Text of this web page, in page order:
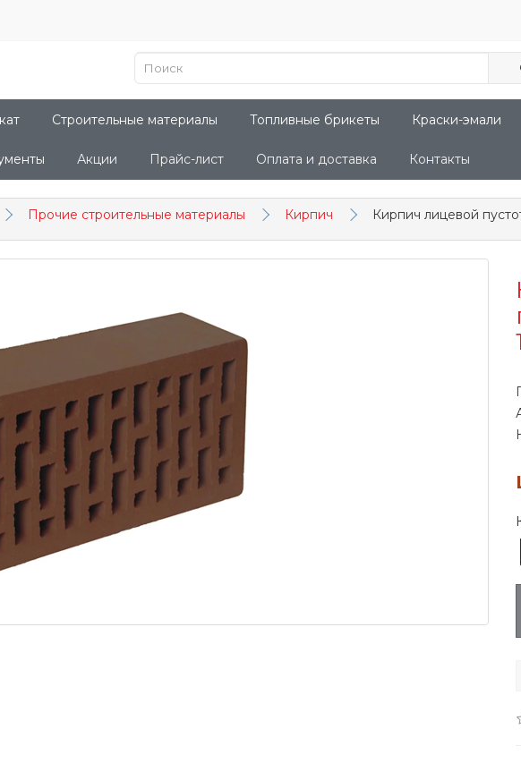
Строительные материалы Топливные брикеты Краски-эмали
Акции Прайс-лист Оплата и доставка Контакты
Прочие строительные материалы Кирпич Кирпич лицевой